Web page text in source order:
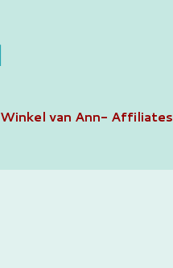
Winkel van Ann- Affiliates